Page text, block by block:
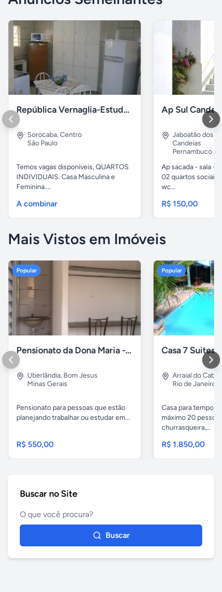
República Vernaglia-Estudantes e ou Trabalhadores
Sorocaba,Centro
São Paulo
Temos vagas disponíveis, QUARTOS
INDIVIDUAIS. Casa Masculina e
Feminina....
A combinar
Ap Sul
Jaboatão dos
Candeias
Pernambuco
Ap sacada - sala -
02 quartos
wc...
R$ 150,00
Mais Vistos em Imóveis
Popular
Pensionato da Dona Maria - Uberlândia/MG
Uberlândia, Bom Jesus
Minas Gerais
Pensionato para pessoas que estão
planejando trabalhar ou estudar em...
R$ 550,00
Popular
Arraial do Cabo
Rio de Janeiro
Casa para
máximo 20
churrasqueira,...
R$ 1.850,00
Buscar no Site
Buscar